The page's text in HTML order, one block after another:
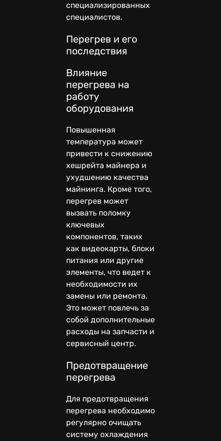
специализированных
специалистов.
Перегрев и его
последствия
Влияние
перегрева на
работу
оборудования
Повышенная
температура может
привести к снижению
хешрейта майнера и
ухудшению качества
майнинга. Кроме того,
перегрев может
вызвать поломку
ключевых
компонентов, таких
как видеокарты, блоки
питания или другие
элементы, что ведет к
необходимости их
замены или ремонта.
Это может повлечь за
собой дополнительные
расходы на запчасти и
сервисный центр.
Предотвращение
перегрева
Для предотвращения
перегрева необходимо
регулярно очищать
систему охлаждения